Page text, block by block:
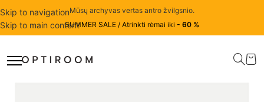
Skip to navigation
Skip to main content
Mūsų archyvas vertas antro žvilgsnio.
SUMMER SALE / Atrinkti rėmai iki - 60 %